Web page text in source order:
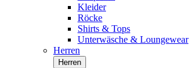
Kleider
Röcke
Shirts & Tops
Unterwäsche & Loungewear
Herren
Herren